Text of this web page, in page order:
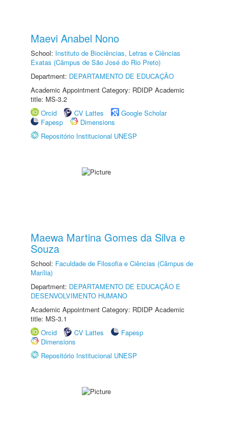
Maevi Anabel Nono
School: Instituto de Biociências, Letras e Ciências
Exatas (Câmpus de São José do Rio Preto)
Department: DEPARTAMENTO DE EDUCAÇÃO
Academic Appointment Category: RDIDP Academic
title: MS-3.2
Orcid
CV Lattes
Google Scholar
Fapesp
Dimensions
Repositório Institucional UNESP
Maewa Martina Gomes da Silva e
Souza
School: Faculdade de Filosofia e Ciências (Câmpus de
Marília)
Department: DEPARTAMENTO DE EDUCAÇÃO E
DESENVOLVIMENTO HUMANO
Academic Appointment Category: RDIDP Academic
title: MS-3.1
Orcid
CV Lattes
Fapesp
Dimensions
Repositório Institucional UNESP